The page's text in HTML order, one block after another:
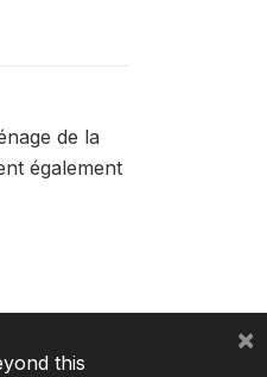
de la
également
this
×